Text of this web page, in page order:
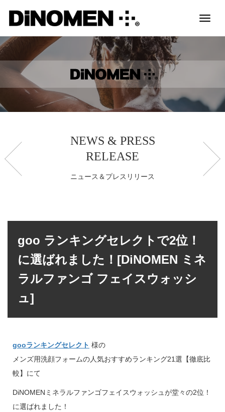
Toggle
NEWS & PRESS
RELEASE
ニュース＆プレスリリース
goo ランキングセレクトで2位！
に選ばれました！[DiNOMEN ミネ
ラルファンゴ フェイスウォッシ
ュ]
gooランキングセレクト 様の
メンズ用洗顔フォームの人気おすすめランキング21選【徹底比
較】にて
DiNOMENミネラルファンゴフェイスウォッシュが堂々の2位！
に選ばれました！